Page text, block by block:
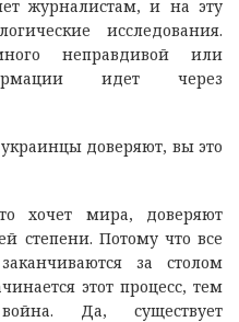
журналистам, и на эту
исследования.
неправдивой или
идет через
доверяют, вы это
хочет мира, доверяют
степени. Потому что все
за столом
этот процесс, тем
Да, существует